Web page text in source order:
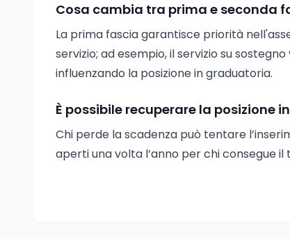
Cosa cambia tra prima e seconda
La prima fascia garantisce priorità
servizio; ad esempio, il servizio su
influenzando la posizione in graduatoria.
È possibile recuperare la posizione
Chi perde la scadenza può tentare
aperti una volta l’anno per chi consegue